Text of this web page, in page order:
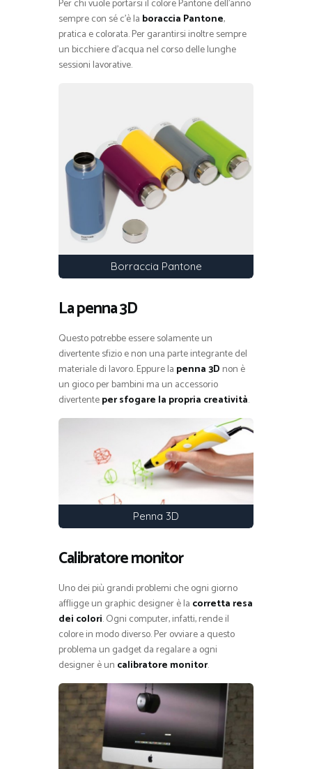
Per chi vuole portarsi il colore Pantone dell’anno
sempre con sé c’è la boraccia Pantone,
pratica e colorata. Per garantirsi inoltre sempre
un bicchiere d’acqua nel corso delle lunghe
sessioni lavorative.
Borraccia Pantone
La penna 3D
Questo potrebbe essere solamente un
divertente sfizio e non una parte integrante del
materiale di lavoro. Eppure la penna 3D non è
un gioco per bambini ma un accessorio
divertenteper sfogare la propria creatività.
Penna 3D
Calibratore monitor
Uno dei più grandi problemi che ogni giorno
affligge un graphic designer è la corretta resa
dei colori. Ogni computer, infatti, rende il
colore in modo diverso. Per ovviare a questo
problema un gadget da regalare a ogni
designer è un calibratore monitor.